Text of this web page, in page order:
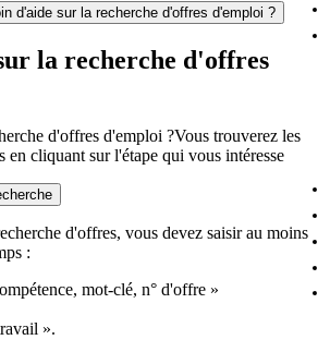
d'aide sur la recherche d'offres d'emploi ?
la recherche d'offres
d'offres d'emploi ?Vous trouverez les
en cliquant sur l'étape qui vous intéresse
d'offres, vous devez saisir au moins
:
mot-clé, n° d'offre »
».